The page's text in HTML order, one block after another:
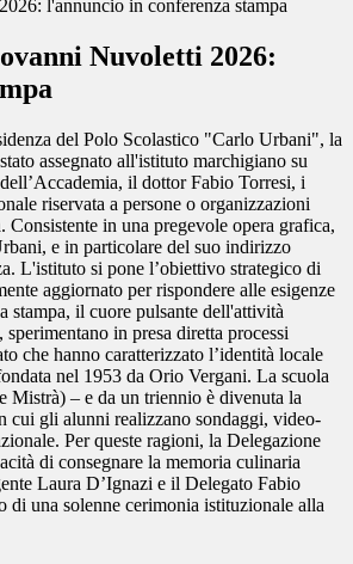
l'annuncio in conferenza stampa
Nuvoletti 2026:
del Polo Scolastico "Carlo Urbani", la
assegnato all'istituto marchigiano su
il dottor Fabio Torresi, i
riservata a persone o organizzazioni
in una pregevole opera grafica,
e in particolare del suo indirizzo
L'istituto si pone l’obiettivo strategico di
aggiornato per rispondere alle esigenze
stampa, il cuore pulsante dell'attività
in presa diretta processi
che hanno caratterizzato l’identità locale
nel 1953 da Orio Vergani. La scuola
– e da un triennio è divenuta la
cui gli alunni realizzano sondaggi, video-
Per queste ragioni, la Delegazione
di consegnare la memoria culinaria
Laura D’Ignazi e il Delegato Fabio
una solenne cerimonia istituzionale alla